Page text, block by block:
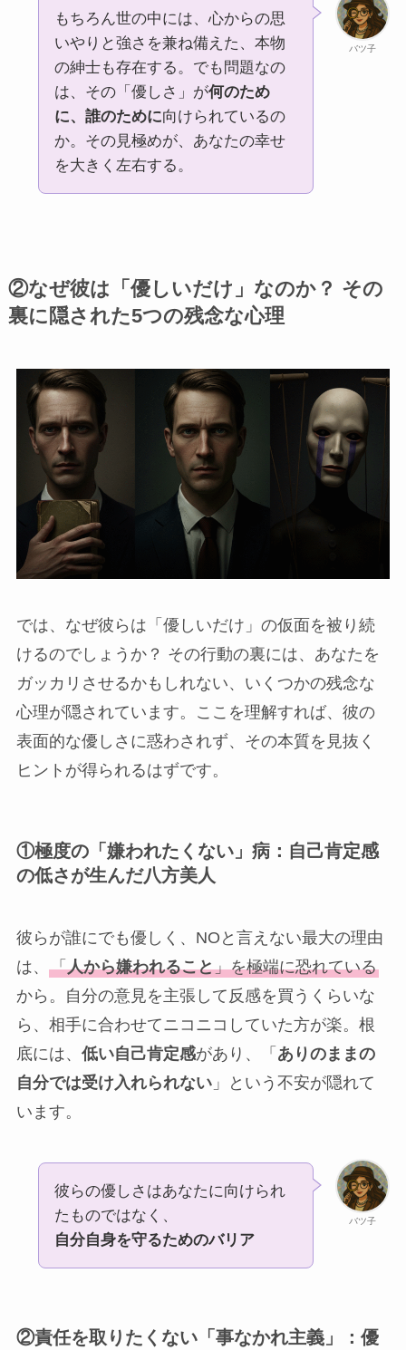
バツ子
もちろん世の中には、心からの思
いやりと強さを兼ね備えた、本物
の紳士も存在する。でも問題なの
は、その「優しさ」が何のため
に、誰のために向けられているの
か。その見極めが、あなたの幸せ
を大きく左右する。
②なぜ彼は「優しいだけ」なのか？ その
裏に隠された5つの残念な心理
では、なぜ彼らは「優しいだけ」の仮面を被り続
けるのでしょうか？ その行動の裏には、あなたを
ガッカリさせるかもしれない、いくつかの残念な
心理が隠されています。ここを理解すれば、彼の
表面的な優しさに惑わされず、その本質を見抜く
ヒントが得られるはずです。
①極度の「嫌われたくない」病：自己肯定感
の低さが生んだ八方美人
彼らが誰にでも優しく、NOと言えない最大の理由
は、 「人から嫌われること」を極端に恐れている
から。自分の意見を主張して反感を買うくらいな
ら、相手に合わせてニコニコしていた方が楽。根
底には、 低い自己肯定感があり、「 ありのままの
自分では受け入れられない」という不安が隠れて
います。
バツ子
彼らの優しさはあなたに向けられ
たものではなく、
自分自身を守るためのバリア
②責任を取りたくない「事なかれ主義」：優